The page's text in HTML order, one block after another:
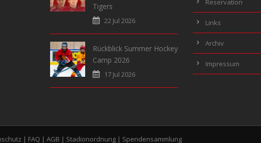
Tigers
22 Jul 2026
Rückblick Summer Hockey
Camp 2026
17 Jul 2026
Reservation
Links
Archiv
Impressum
| FAQ | AGB | Stadionordnung | Spendensammlung